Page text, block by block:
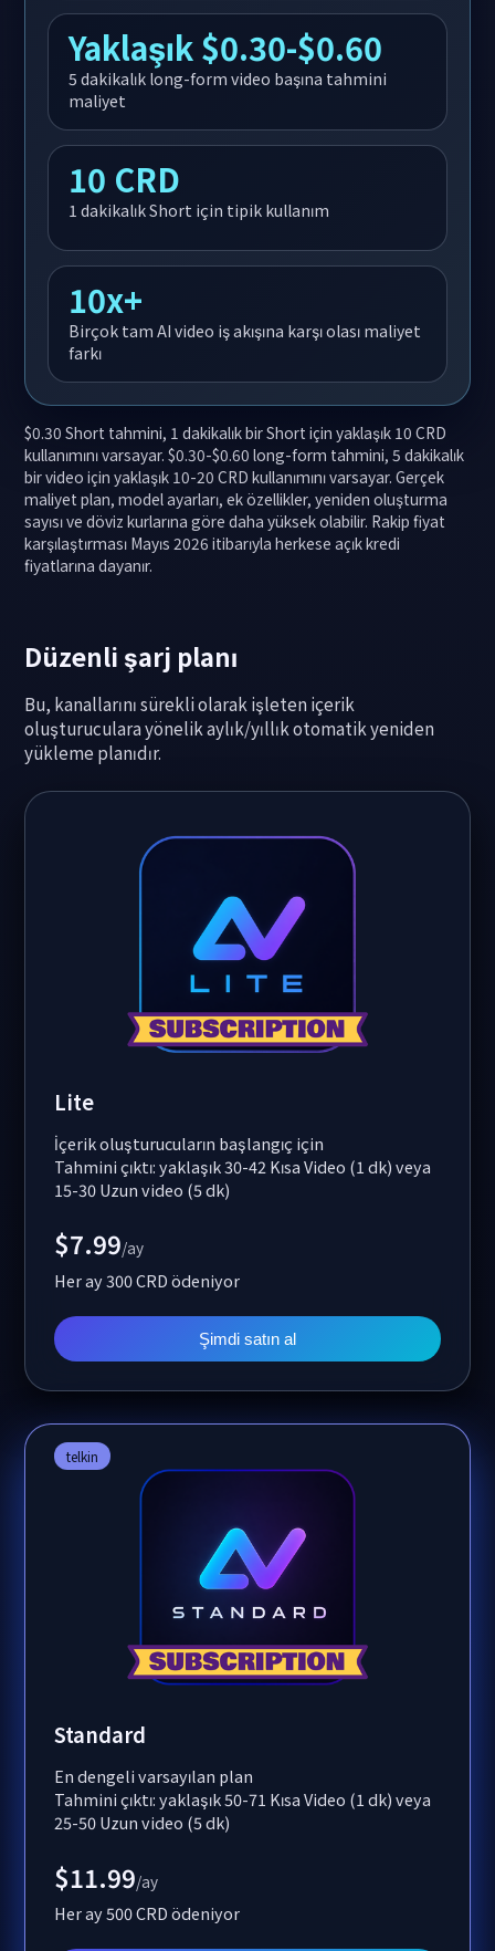
Yaklaşık $0.30-$0.60
5 dakikalık long-form video başına tahmini
maliyet
10 CRD
1 dakikalık Short için tipik kullanım
10x+
Birçok tam AI video iş akışına karşı olası maliyet
farkı
$0.30 Short tahmini, 1 dakikalık bir Short için yaklaşık 10 CRD
kullanımını varsayar. $0.30-$0.60 long-form tahmini, 5 dakikalık
bir video için yaklaşık 10-20 CRD kullanımını varsayar. Gerçek
maliyet plan, model ayarları, ek özellikler, yeniden oluşturma
sayısı ve döviz kurlarına göre daha yüksek olabilir. Rakip fiyat
karşılaştırması Mayıs 2026 itibarıyla herkese açık kredi
fiyatlarına dayanır.
Düzenli şarj planı
Bu, kanallarını sürekli olarak işleten içerik
oluşturuculara yönelik aylık/yıllık otomatik yeniden
yükleme planıdır.
Lite
İçerik oluşturucuların başlangıç için
Tahmini çıktı: yaklaşık 30-42 Kısa Video (1 dk) veya
15-30 Uzun video (5 dk)
$7.99/ay
Her ay 300 CRD ödeniyor
Şimdi satın al
telkin
Standard
En dengeli varsayılan plan
Tahmini çıktı: yaklaşık 50-71 Kısa Video (1 dk) veya
25-50 Uzun video (5 dk)
$11.99/ay
Her ay 500 CRD ödeniyor